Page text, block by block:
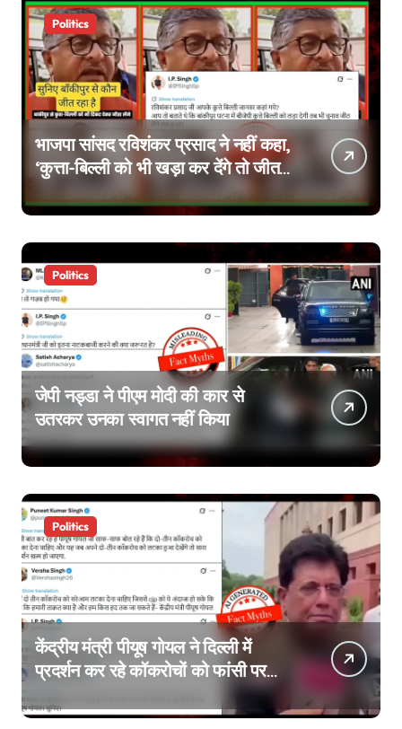
Politics
भाजपा सांसद रविशंकर प्रसाद ने नहीं कहा,
‘कुत्ता-बिल्ली को भी खड़ा कर देंगे तो जीत
जाएंगे’, वायरल वीडियो एडिटेड है
Politics
जेपी नड्डा ने पीएम मोदी की कार से
उतरकर उनका स्वागत नहीं किया
Politics
केंद्रीय मंत्री पीयूष गोयल ने दिल्ली में
प्रदर्शन कर रहे कॉकरोचों को फांसी पर
लटकाने की बात नहीं की, वायरल वीडियो
AI जेनरेटेड है